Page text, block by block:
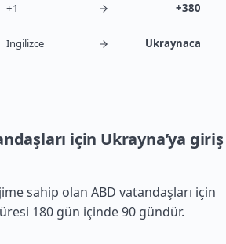
+1 +380
İngilizce Ukraynaca
için Ukrayna’ya giriş
sahip olan ABD vatandaşları için
180 gün içinde 90 gündür.